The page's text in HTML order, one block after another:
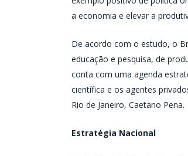
a economia e elevar a
De acordo com o estudo, o
educação e pesquisa, de
conta com uma agenda
científica e os agentes
Rio de Janeiro, Caetano Pena.
Estratégia Nacional